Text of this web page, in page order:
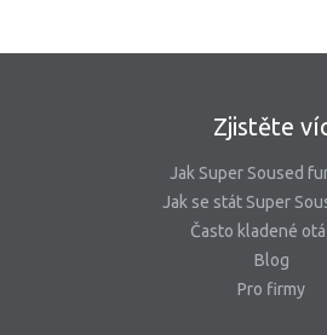
Zjistěte
Jak Super Soused
Jak se stát Super
Často kladené
Blog
Pro firmy